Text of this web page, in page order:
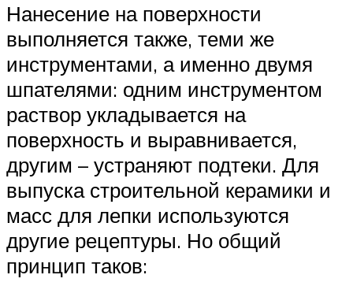
Нанесение на поверхности
выполняется также, теми же
инструментами, а именно двумя
шпателями: одним инструментом
раствор укладывается на
поверхность и выравнивается,
другим – устраняют подтеки. Для
выпуска строительной керамики и
масс для лепки используются
другие рецептуры. Но общий
принцип таков: